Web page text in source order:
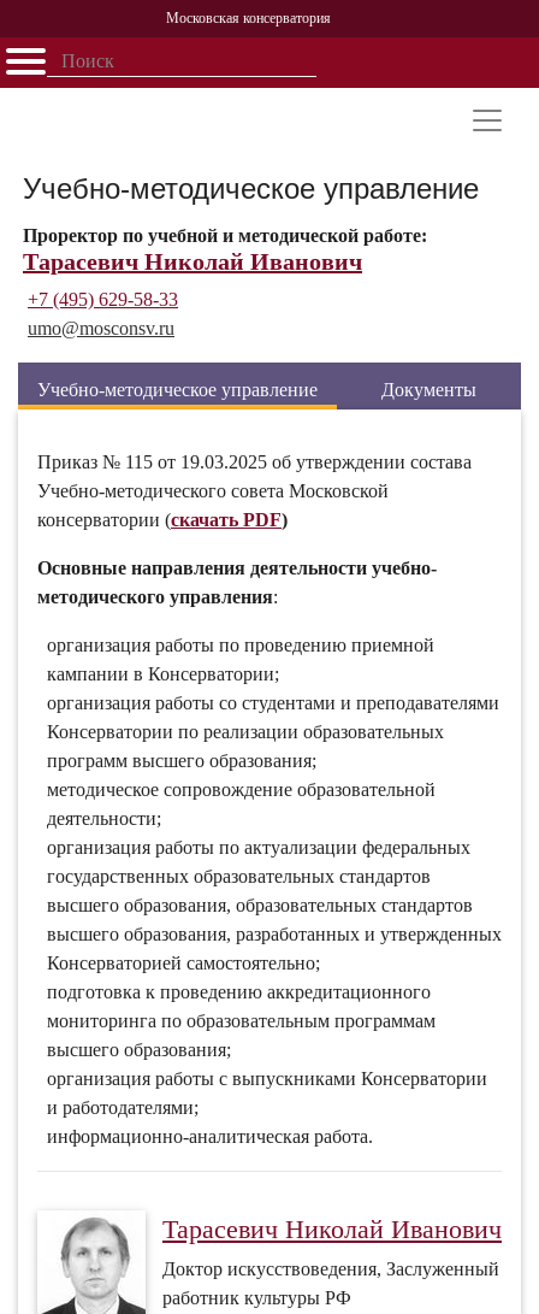
Московская консерватория
Открыть - закрыть
Персоналии
История
Учебно-методическое управление
Проректор по учебной и методической работе:
Тарасевич Николай Иванович
+7 (495) 629-58-33
umo@mosconsv.ru
Учебно-методическое управление Документы
Приказ № 115 от 19.03.2025 об утверждении состава
Учебно-методического совета Московской
консерватории (скачать PDF)
Основные направления деятельности учебно-
методического управления:
организация работы по проведению приемной
кампании в Консерватории;
организация работы со студентами и преподавателями
Консерватории по реализации образовательных
программ высшего образования;
методическое сопровождение образовательной
деятельности;
организация работы по актуализации федеральных
государственных образовательных стандартов
высшего образования, образовательных стандартов
высшего образования, разработанных и утвержденных
Консерваторией самостоятельно;
подготовка к проведению аккредитационного
мониторинга по образовательным программам
высшего образования;
организация работы с выпускниками Консерватории
и работодателями;
информационно-аналитическая работа.
Тарасевич Николай Иванович
Доктор искусствоведения, Заслуженный
работник культуры РФ